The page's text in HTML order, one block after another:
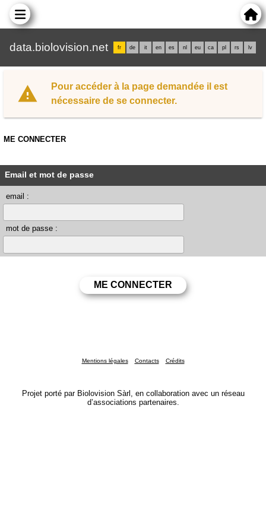
data.biolovision.net fr de it en es nl eu ca pl rs lv
Pour accéder à la page demandée il est
nécessaire de se connecter.
ME CONNECTER
Email et mot de passe
email :
mot de passe :
Mentions légales Contacts Crédits
Projet porté par Biolovision Sàrl, en collaboration avec un réseau
d’associations partenaires.